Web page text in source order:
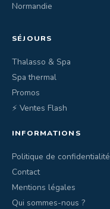
Normandie
SÉJOURS
Thalasso & Spa
Spa thermal
Promos
⚡ Ventes Flash
INFORMATIONS
Politique de confidentialité
Contact
Mentions légales
Qui sommes-nous ?